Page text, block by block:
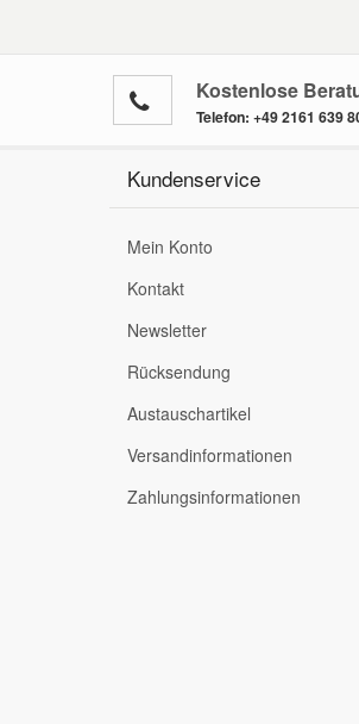
Kostenlose
Telefon: +49 2161 639
Kundenservice
Mein Konto
Kontakt
Newsletter
Rücksendung
Austauschartikel
Versandinformationen
Zahlungsinformationen